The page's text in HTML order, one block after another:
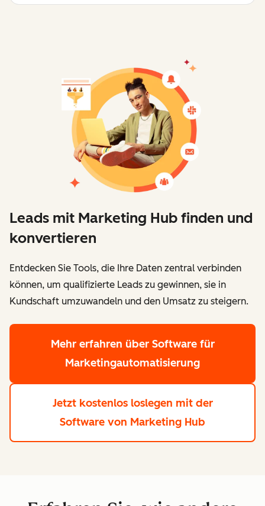
Leads mit Marketing Hub finden und
konvertieren
Entdecken Sie Tools, die Ihre Daten zentral verbinden
können, um qualifizierte Leads zu gewinnen, sie in
Kundschaft umzuwandeln und den Umsatz zu steigern.
Mehr erfahren über Software für
Marketingautomatisierung
Jetzt kostenlos loslegen mit der
Software von Marketing Hub